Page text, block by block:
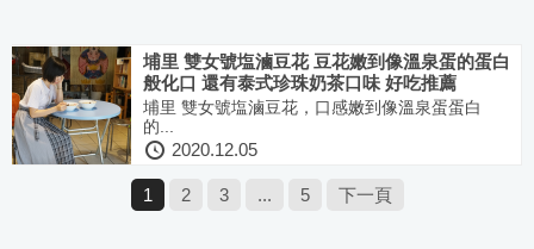
埔里 雙女號塩滷豆花 豆花嫩到像溫泉蛋的蛋白
般化口 還有泰式珍珠奶茶口味 好吃推薦
埔里 雙女號塩滷豆花，口感嫩到像溫泉蛋蛋白
的...
2020.12.05
1 2 3 ... 5 下一頁